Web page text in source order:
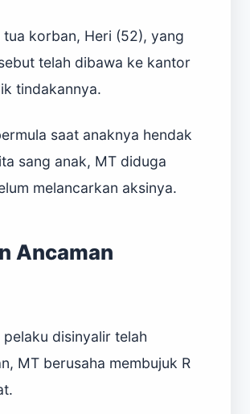
korban, Heri (52), yang
telah dibawa ke kantor
tindakannya.
saat anaknya hendak
sang anak, MT diduga
melancarkan aksinya.
Ancaman
disinyalir telah
MT berusaha membujuk R